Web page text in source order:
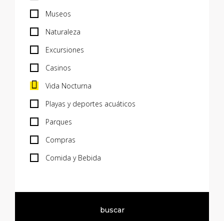
Museos
Naturaleza
Excursiones
Casinos
Vida Nocturna
Playas y deportes acuáticos
Parques
Compras
Comida y Bebida